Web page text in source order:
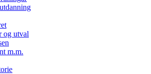
og utval
m.m.